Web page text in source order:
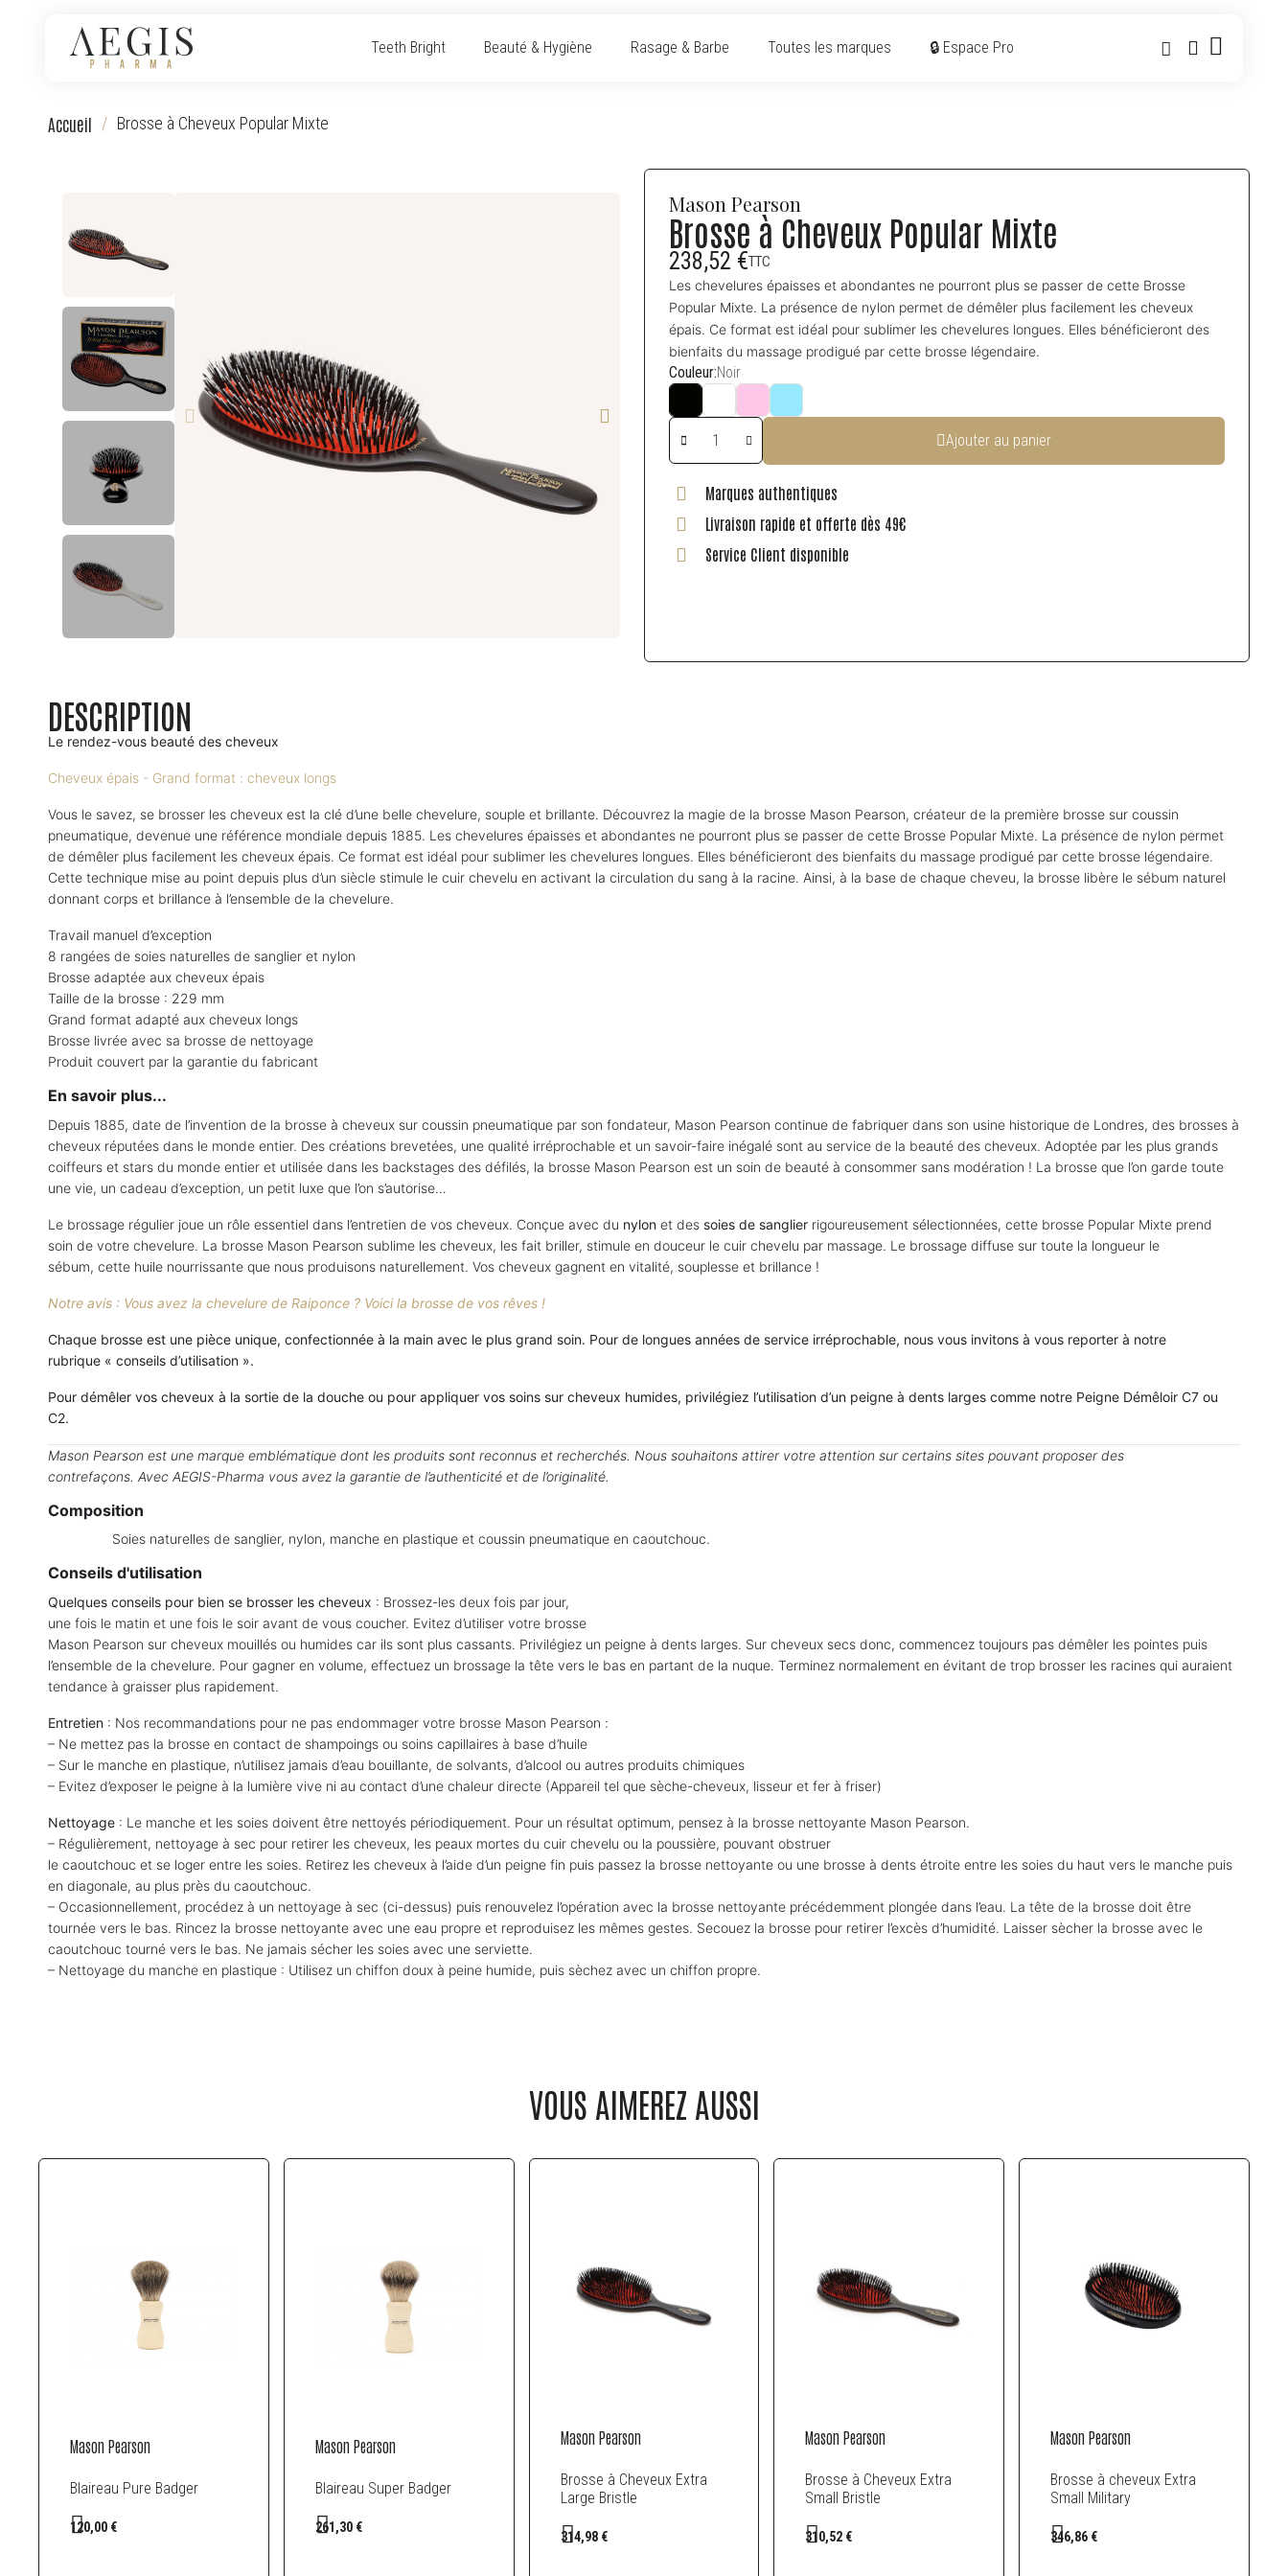
Teeth Bright Beauté & Hygiène Rasage & Barbe Toutes les marques 🔒 Espace Pro
Accueil Brosse à Cheveux Popular Mixte
Mason Pearson
Brosse à Cheveux Popular Mixte
238,52 €TTC
Les chevelures épaisses et abondantes ne pourront plus se passer de cette Brosse
Popular Mixte. La présence de nylon permet de démêler plus facilement les cheveux
épais. Ce format est idéal pour sublimer les chevelures longues. Elles bénéficieront des
bienfaits du massage prodigué par cette brosse légendaire.
Couleur Noir
Ajouter au panier
Marques authentiques
Livraison rapide et offerte dès 49€
Service Client disponible
DESCRIPTION
Le rendez-vous beauté des cheveux
Cheveux épais - Grand format : cheveux longs
Vous le savez, se brosser les cheveux est la clé d’une belle chevelure, souple et brillante. Découvrez la magie de la brosse Mason Pearson, créateur de la première brosse sur coussin
pneumatique, devenue une référence mondiale depuis 1885. Les chevelures épaisses et abondantes ne pourront plus se passer de cette Brosse Popular Mixte. La présence de nylon permet
de démêler plus facilement les cheveux épais. Ce format est idéal pour sublimer les chevelures longues. Elles bénéficieront des bienfaits du massage prodigué par cette brosse légendaire.
Cette technique mise au point depuis plus d’un siècle stimule le cuir chevelu en activant la circulation du sang à la racine. Ainsi, à la base de chaque cheveu, la brosse libère le sébum naturel
donnant corps et brillance à l’ensemble de la chevelure.
Travail manuel d’exception
8 rangées de soies naturelles de sanglier et nylon
Brosse adaptée aux cheveux épais
Taille de la brosse : 229 mm
Grand format adapté aux cheveux longs
Brosse livrée avec sa brosse de nettoyage
Produit couvert par la garantie du fabricant
En savoir plus...
Depuis 1885, date de l’invention de la brosse à cheveux sur coussin pneumatique par son fondateur, Mason Pearson continue de fabriquer dans son usine historique de Londres, des brosses à
cheveux réputées dans le monde entier. Des créations brevetées, une qualité irréprochable et un savoir-faire inégalé sont au service de la beauté des cheveux. Adoptée par les plus grands
coiffeurs et stars du monde entier et utilisée dans les backstages des défilés, la brosse Mason Pearson est un soin de beauté à consommer sans modération ! La brosse que l’on garde toute
une vie, un cadeau d’exception, un petit luxe que l’on s’autorise…
Le brossage régulier joue un rôle essentiel dans l’entretien de vos cheveux. Conçue avec du nylon et des soies de sanglier rigoureusement sélectionnées, cette brosse Popular Mixte prend
soin de votre chevelure. La brosse Mason Pearson sublime les cheveux, les fait briller, stimule en douceur le cuir chevelu par massage. Le brossage diffuse sur toute la longueur le
sébum, cette huile nourrissante que nous produisons naturellement. Vos cheveux gagnent en vitalité, souplesse et brillance !
Notre avis : Vous avez la chevelure de Raiponce ? Voici la brosse de vos rêves !
Chaque brosse est une pièce unique, confectionnée à la main avec le plus grand soin. Pour de longues annéesde service irréprochable, nous vous invitons à vous reporter à notre
rubrique « conseils d’utilisation ».
Pour démêler vos cheveux à la sortie de la douche ou pour appliquer vos soins sur cheveux humides, privilégiez l’utilisation d’un peigne à dents larges comme notre Peigne Démêloir C7 ou
C2.
Mason Pearson est une marque emblématique dont les produits sont reconnus et recherchés. Nous souhaitons attirer votreattention sur certains sites pouvant proposer des
contrefaçons. Avec AEGIS-Pharma vous avez la garantie de l’authenticité et de l’originalité.
Composition
Soies naturelles de sanglier, nylon, manche en plastique et coussin pneumatique en caoutchouc.
Conseils d'utilisation
Quelques conseils pour bien se brosser les cheveux : Brossez-les deux fois par jour,
une fois le matin et une fois le soir avant de vous coucher. Evitez d’utiliser votre brosse
Mason Pearson sur cheveux mouillés ou humides car ils sont plus cassants. Privilégiez un peigne à dents larges. Sur cheveux secs donc, commencez toujours pas démêler les pointes puis
l’ensemble de la chevelure. Pour gagner en volume, effectuez un brossage la tête vers le bas en partant de la nuque. Terminez normalement en évitant de trop brosser les racines qui auraient
tendance à graisser plus rapidement.
Entretien : Nos recommandations pour ne pas endommager votre brosse Mason Pearson :
– Ne mettez pas la brosse en contact de shampoings ou soins capillaires à base d’huile
– Sur le manche en plastique, n’utilisez jamais d’eau bouillante, de solvants, d’alcool ou autres produits chimiques
– Evitez d’exposer le peigne à la lumière vive ni au contact d’une chaleur directe (Appareil tel que sèche-cheveux, lisseur et fer à friser)
Nettoyage : Le manche et les soies doivent être nettoyés périodiquement. Pour un résultat optimum, pensez à la brosse nettoyante Mason Pearson.
– Régulièrement, nettoyage à sec pour retirer les cheveux, les peaux mortes du cuir chevelu ou la poussière, pouvant obstruer
le caoutchouc et se loger entre les soies. Retirez les cheveux à l’aide d’un peigne fin puis passez la brosse nettoyante ou une brosse à dents étroite entre les soies du haut vers le manche puis
en diagonale, au plus près du caoutchouc.
– Occasionnellement, procédez à un nettoyage à sec (ci-dessus) puis renouvelez l’opération avec la brosse nettoyante précédemment plongée dans l’eau. La tête de la brosse doit être
tournée vers le bas. Rincez la brosse nettoyante avec une eau propre et reproduisez les mêmes gestes. Secouez la brosse pour retirer l’excès d’humidité. Laisser sècher la brosse avec le
caoutchouc tourné vers le bas. Ne jamais sécher les soies avec une serviette.
– Nettoyage du manche en plastique : Utilisez un chiffon doux à peine humide, puis sèchez avec un chiffon propre.
VOUS AIMEREZ AUSSI
Mason Pearson
Blaireau Pure Badger
120,00 €
Mason Pearson
Blaireau Super Badger
261,30 €
Mason Pearson
Brosse à Cheveux Extra
Large Bristle
314,98 €
Mason Pearson
Brosse à Cheveux Extra
Small Bristle
310,52 €
Mason Pearson
Brosse à cheveux Extra
Small Military
346,86 €